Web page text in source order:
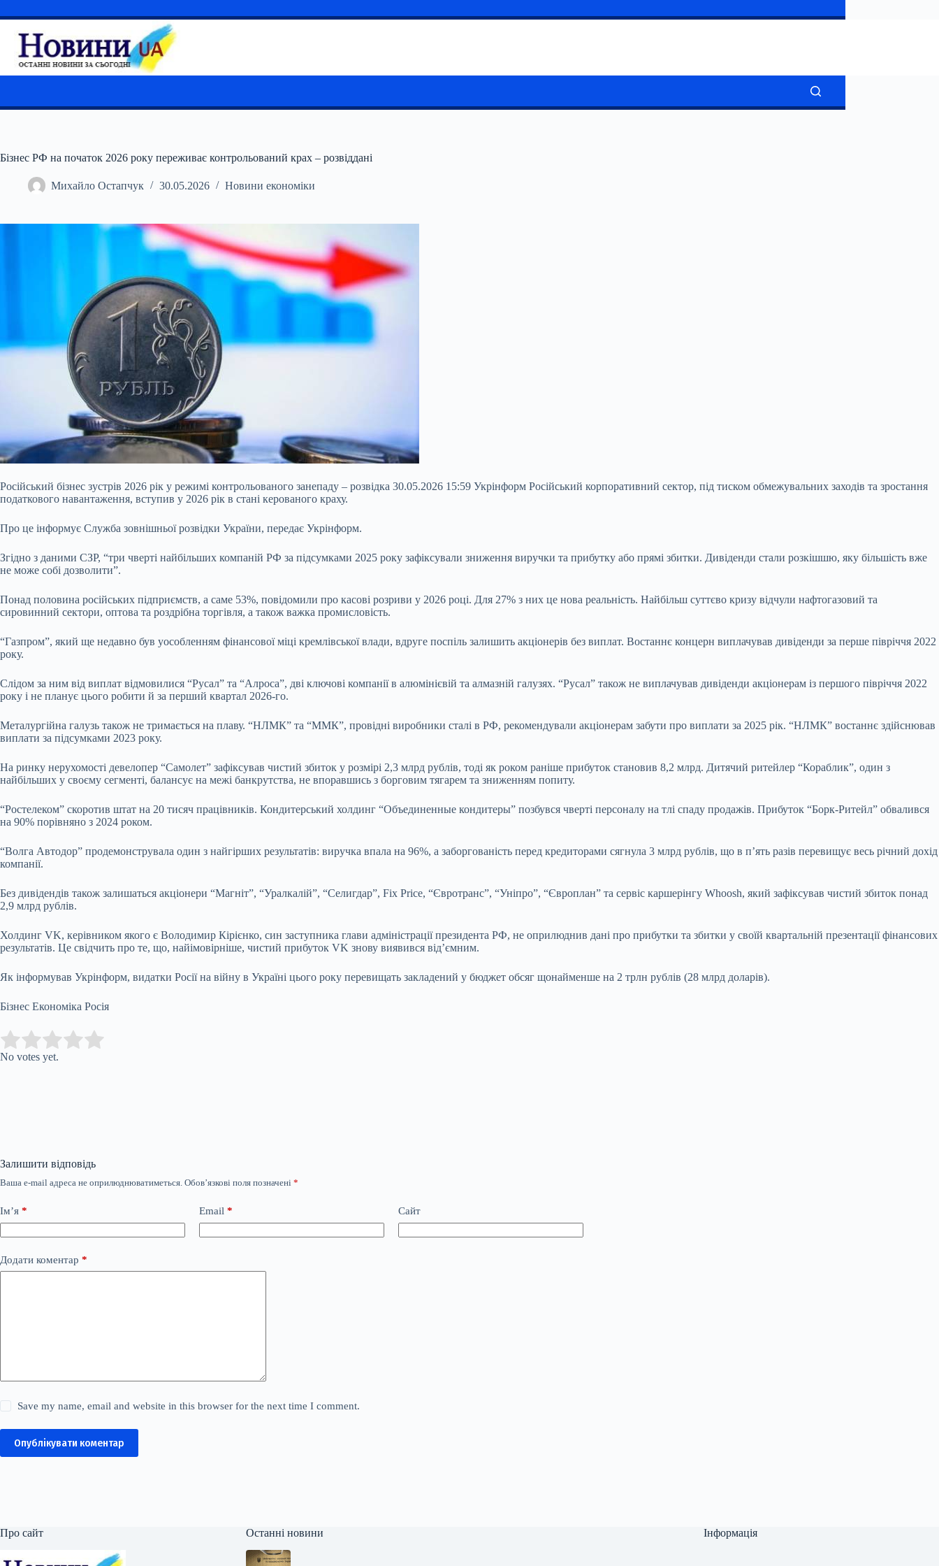
до
вмісту
Бізнес РФ на початок 2026 року переживає контрольований крах – розвіддані
Михайло Остапчук 30.05.2026 Новини економіки
Російський бізнес зустрів 2026 рік у режимі контрольованого занепаду – розвідка 30.05.2026 15:59 Укрінформ Російський корпоративний сектор, під тиском обмежувальних заходів та зростання
податкового навантаження, вступив у 2026 рік в стані керованого краху.
Про це інформує Служба зовнішньої розвідки України, передає Укрінформ.
Згідно з даними СЗР, “три чверті найбільших компаній РФ за підсумками 2025 року зафіксували зниження виручки та прибутку або прямі збитки. Дивіденди стали розкішшю, яку більшість вже
не може собі дозволити”.
Понад половина російських підприємств, а саме 53%, повідомили про касові розриви у 2026 році. Для 27% з них це нова реальність. Найбільш суттєво кризу відчули нафтогазовий та
сировинний сектори, оптова та роздрібна торгівля, а також важка промисловість.
“Газпром”, який ще недавно був уособленням фінансової міці кремлівської влади, вдруге поспіль залишить акціонерів без виплат. Востаннє концерн виплачував дивіденди за перше півріччя 2022
року.
Слідом за ним від виплат відмовилися “Русал” та “Алроса”, дві ключові компанії в алюмінієвій та алмазній галузях. “Русал” також не виплачував дивіденди акціонерам із першого півріччя 2022
року і не планує цього робити й за перший квартал 2026-го.
Металургійна галузь також не тримається на плаву. “НЛМК” та “ММК”, провідні виробники сталі в РФ, рекомендували акціонерам забути про виплати за 2025 рік. “НЛМК” востаннє здійснював
виплати за підсумками 2023 року.
На ринку нерухомості девелопер “Самолет” зафіксував чистий збиток у розмірі 2,3 млрд рублів, тоді як роком раніше прибуток становив 8,2 млрд. Дитячий ритейлер “Кораблик”, один з
найбільших у своєму сегменті, балансує на межі банкрутства, не впоравшись з борговим тягарем та зниженням попиту.
“Ростелеком” скоротив штат на 20 тисяч працівників. Кондитерський холдинг “Объединенные кондитеры” позбувся чверті персоналу на тлі спаду продажів. Прибуток “Борк-Ритейл” обвалився
на 90% порівняно з 2024 роком.
“Волга Автодор” продемонструвала один з найгірших результатів: виручка впала на 96%, а заборгованість перед кредиторами сягнула 3 млрд рублів, що в п’ять разів перевищує весь річний дохід
компанії.
Без дивідендів також залишаться акціонери “Магніт”, “Уралкалій”, “Селигдар”, Fix Price, “Євротранс”, “Уніпро”, “Європлан” та сервіс каршерінгу Whoosh, який зафіксував чистий збиток понад
2,9 млрд рублів.
Холдинг VK, керівником якого є Володимир Кірієнко, син заступника глави адміністрації президента РФ, не оприлюднив дані про прибутки та збитки у своїй квартальній презентації фінансових
результатів. Це свідчить про те, що, найімовірніше, чистий прибуток VK знову виявився від’ємним.
Як інформував Укрінформ, видатки Росії на війну в Україні цього року перевищать закладений у бюджет обсяг щонайменше на 2 трлн рублів (28 млрд доларів).
Бізнес Економіка Росія
Rate this item:
No votes yet.
Залишити відповідь
Ваша e-mail адреса не оприлюднюватиметься. Обов’язкові поля позначені *
Ім’я * Email * Сайт
Додати коментар *
Save my name, email and website in this browser for the next time I comment.
Опублікувати коментар
Про сайт Останні новини Інформація